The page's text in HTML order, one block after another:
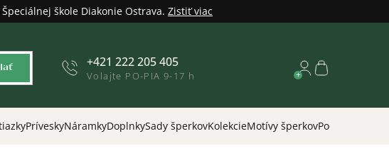
Špeciálnej škole Diakonie Ostrava. Zistiť viac
+421 222 205 405
Volajte PO-PIA 9-17 h
Nákupný
PríveskyNáramkyDoplnkySady šperkovKolekcieMotívy šperkovPodľa